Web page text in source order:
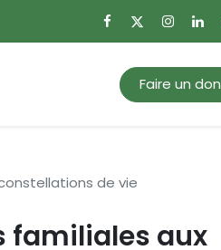
Faire un don
de vie
familiales aux